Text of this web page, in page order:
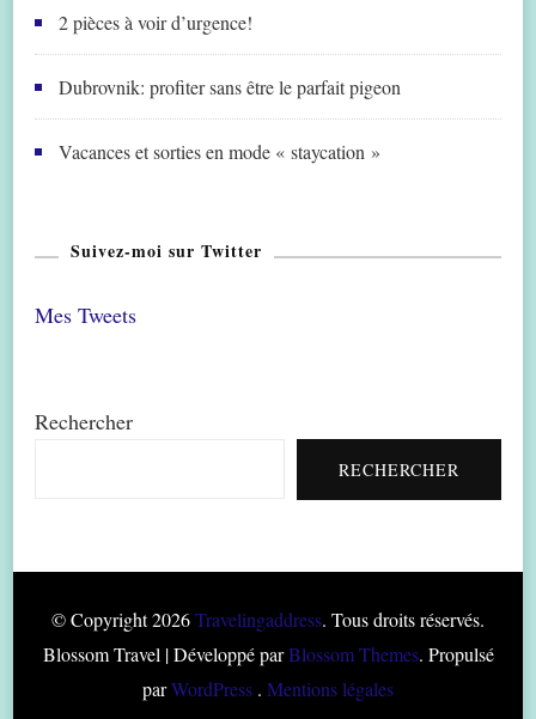
2 pièces à voir d’urgence!
Dubrovnik: profiter sans être le parfait pigeon
Vacances et sorties en mode « staycation »
Suivez-moi sur Twitter
Mes Tweets
Rechercher
RECHERCHER
© Copyright 2026Travelingaddress. Tous droits réservés.
Blossom Travel | Développé parBlossom Themes. Propulsé
parWordPress . Mentions légales